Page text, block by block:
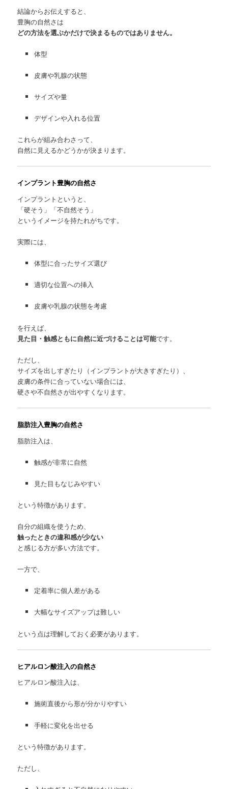
結論からお伝えすると、
豊胸の自然さは
どの方法を選ぶかだけで決まるものではありません。
体型
皮膚や乳腺の状態
サイズや量
デザインや入れる位置
これらが組み合わさって、
自然に見えるかどうかが決まります。
インプラント豊胸の自然さ
インプラントというと、
「硬そう」「不自然そう」
というイメージを持たれがちです。
実際には、
体型に合ったサイズ選び
適切な位置への挿入
皮膚や乳腺の状態を考慮
を行えば、
見た目・触感ともに自然に近づけることは可能です。
ただし、
サイズを出しすぎたり（インプラントが大きすぎたり）、
皮膚の条件に合っていない場合には、
硬さや不自然さが出やすくなります。
脂肪注入豊胸の自然さ
脂肪注入は、
触感が非常に自然
見た目もなじみやすい
という特徴があります。
自分の組織を使うため、
触ったときの違和感が少ない
と感じる方が多い方法です。
一方で、
定着率に個人差がある
大幅なサイズアップは難しい
という点は理解しておく必要があります。
ヒアルロン酸注入の自然さ
ヒアルロン酸注入は、
施術直後から形が分かりやすい
手軽に変化を出せる
という特徴があります。
ただし、